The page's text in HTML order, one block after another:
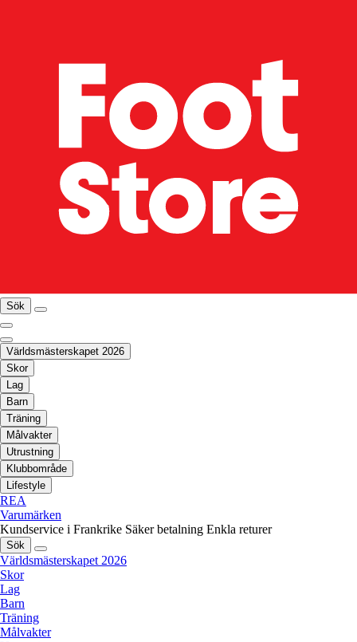
Sök
Världsmästerskapet 2026
Skor
Lag
Barn
Träning
Målvakter
Utrustning
Klubbområde
Lifestyle
REA
Varumärken
Kundservice i Frankrike Säker betalning Enkla returer
Sök
Världsmästerskapet 2026
Skor
Lag
Barn
Träning
Målvakter